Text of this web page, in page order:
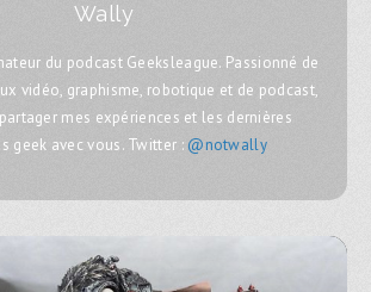
Wally
du podcast Geeksleague. Passionné de
vidéo, graphisme, robotique et de podcast,
mes expériences et les dernières
geek avec vous. Twitter : @notwally